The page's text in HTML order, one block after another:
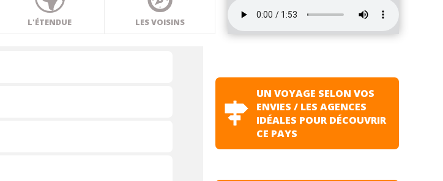
L'ÉTENDUE LES VOISINS
UN VOYAGE SELON VOS
ENVIES / LES AGENCES
IDÉALES POUR DÉCOUVRIR
CE PAYS